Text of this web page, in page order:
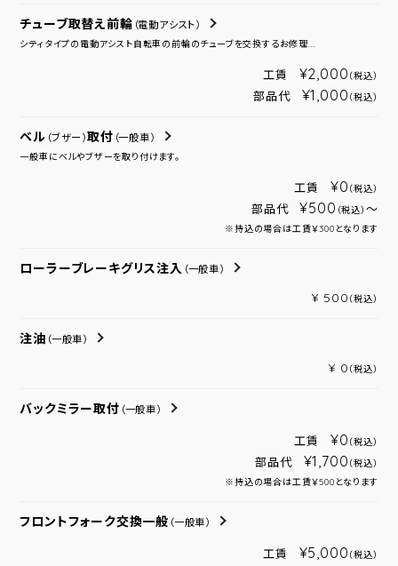
チューブ取替え前輪 （電動アシスト）
シティタイプの電動アシスト自転車の前輪のチューブを交換するお修理...
工賃 ¥2,000 （税込）
部品代 ¥1,000 （税込）
ベル （ブザー）取付 （一般車）
一般車にベルやブザーを取り付けます。
工賃 ¥0 （税込）
部品代 ¥500 （税込） ～
※持込の場合は工賃￥300となります
ローラーブレーキグリス注入 （一般車）
¥ 500 （税込）
注油 （一般車）
¥ 0 （税込）
バックミラー取付 （一般車）
工賃 ¥0 （税込）
部品代 ¥1,700 （税込）
※持込の場合は工賃￥500となります
フロントフォーク交換一般 （一般車）
工賃 ¥5,000 （税込）